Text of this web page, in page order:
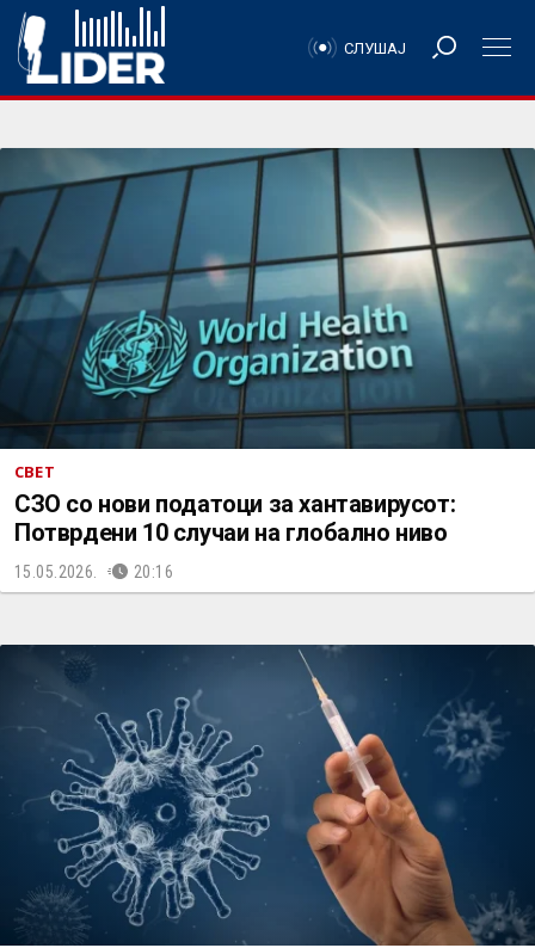
СЛУШАЈ
СВЕТ
СЗО со нови податоци за хантавирусот:
Потврдени 10 случаи на глобално ниво
15.05.2026. 20:16